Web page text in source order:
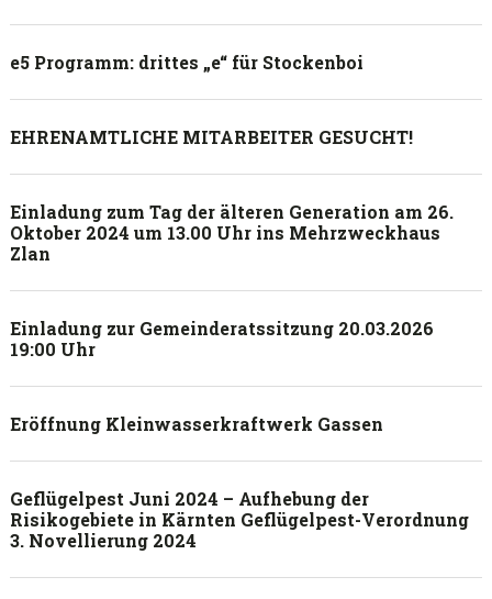
e5 Programm: drittes „e“ für Stockenboi
EHRENAMTLICHE MITARBEITER GESUCHT!
Einladung zum Tag der älteren Generation am 26.
Oktober 2024 um 13.00 Uhr ins Mehrzweckhaus
Zlan
Einladung zur Gemeinderatssitzung 20.03.2026
19:00 Uhr
Eröffnung Kleinwasserkraftwerk Gassen
Geflügelpest Juni 2024 – Aufhebung der
Risikogebiete in Kärnten Geflügelpest-Verordnung
3. Novellierung 2024